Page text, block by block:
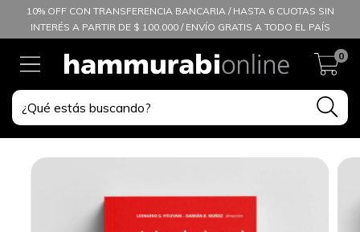
10% OFF CON TRANSFERENCIA BANCARIA / HASTA 6 CUOTAS SIN
INTERÉS A PARTIR DE $ 100.000 / ENVÍO GRATIS A TODO EL PAÍS
0